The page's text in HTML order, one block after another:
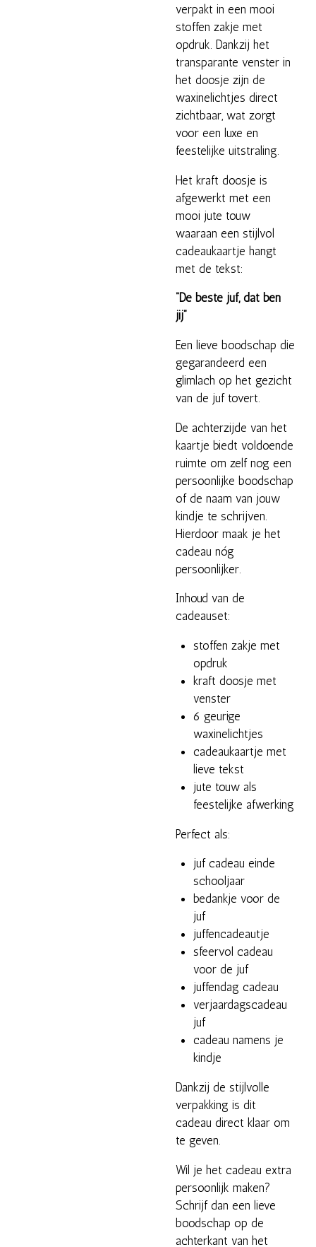
verpakt in een mooi
stoffen zakje met
opdruk. Dankzij het
transparante venster in
het doosje zijn de
waxinelichtjes direct
zichtbaar, wat zorgt
voor een luxe en
feestelijke uitstraling.
Het kraft doosje is
afgewerkt met een
mooi jute touw
waaraan een stijlvol
cadeaukaartje hangt
met de tekst:
“De beste juf, dat ben
jij”
Een lieve boodschap die
gegarandeerd een
glimlach op het gezicht
van de juf tovert.
De achterzijde van het
kaartje biedt voldoende
ruimte om zelf nog een
persoonlijke boodschap
of de naam van jouw
kindje te schrijven.
Hierdoor maak je het
cadeau nóg
persoonlijker.
Inhoud van de
cadeauset:
stoffen zakje met
opdruk
kraft doosje met
venster
6 geurige
waxinelichtjes
cadeaukaartje met
lieve tekst
jute touw als
feestelijke afwerking
Perfect als:
juf cadeau einde
schooljaar
bedankje voor de
juf
juffencadeautje
sfeervol cadeau
voor de juf
juffendag cadeau
verjaardagscadeau
juf
cadeau namens je
kindje
Dankzij de stijlvolle
verpakking is dit
cadeau direct klaar om
te geven.
Wil je het cadeau extra
persoonlijk maken?
Schrijf dan een lieve
boodschap op de
achterkant van het